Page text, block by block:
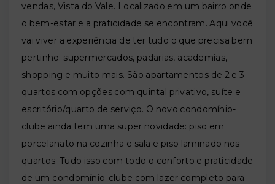
vendas, Vista do Vale. Localizado em um bairro onde
o bem-estar e a praticidade se encontram. Aqui você
vai viver a experiência de ter tudo o que precisa bem
pertinho: supermercados, padarias, academias,
shopping e muito mais. São apartamentos de 2 e 3
quartos com opções com quintal privativo, suíte e
escritório/quarto de serviço. O novo condomínio-
clube ainda tem uma super novidade: piso em
porcelanato na cozinha e sala e piso laminado nos
quartos. Tudo isso com todo o conforto e praticidade
de um condomínio-clube com lazer completo para